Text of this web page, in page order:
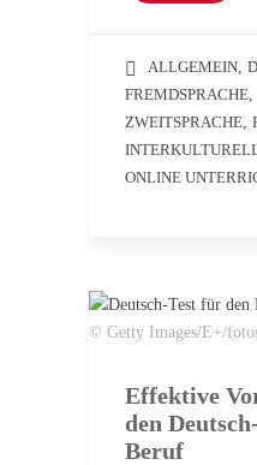
ALLGEMEIN,
FREMDSPRACHE,
ZWEITSPRACHE,
ONLINE
© Getty Images/E+/
Effektive
den
Beruf